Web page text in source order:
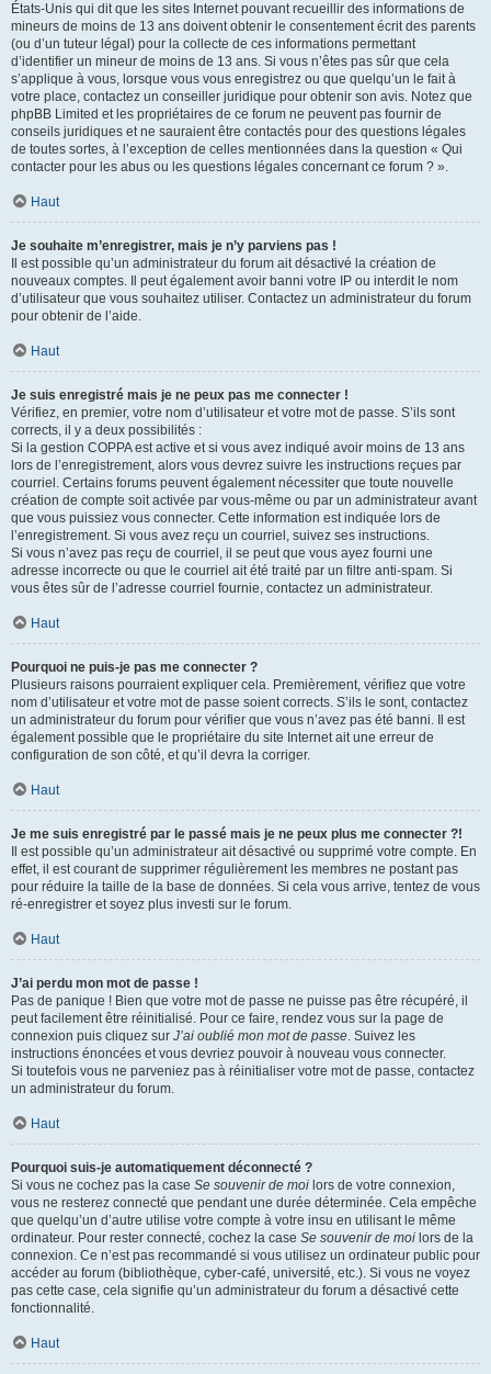
États-Unis qui dit que les sites Internet pouvant recueillir des informations de
mineurs de moins de 13 ans doivent obtenir le consentement écrit des parents
(ou d’un tuteur légal) pour la collecte de ces informations permettant
d’identifier un mineur de moins de 13 ans. Si vous n’êtes pas sûr que cela
s’applique à vous, lorsque vous vous enregistrez ou que quelqu’un le fait à
votre place, contactez un conseiller juridique pour obtenir son avis. Notez que
phpBB Limited et les propriétaires de ce forum ne peuvent pas fournir de
conseils juridiques et ne sauraient être contactés pour des questions légales
de toutes sortes, à l’exception de celles mentionnées dans la question « Qui
contacter pour les abus ou les questions légales concernant ce forum ? ».
Haut
Je souhaite m’enregistrer, mais je n’y parviens pas !
Il est possible qu’un administrateur du forum ait désactivé la création de
nouveaux comptes. Il peut également avoir banni votre IP ou interdit le nom
d’utilisateur que vous souhaitez utiliser. Contactez un administrateur du forum
pour obtenir de l’aide.
Haut
Je suis enregistré mais je ne peux pas me connecter !
Vérifiez, en premier, votre nom d’utilisateur et votre mot de passe. S’ils sont
corrects, il y a deux possibilités :
Si la gestion COPPA est active et si vous avez indiqué avoir moins de 13 ans
lors de l’enregistrement, alors vous devrez suivre les instructions reçues par
courriel. Certains forums peuvent également nécessiter que toute nouvelle
création de compte soit activée par vous-même ou par un administrateur avant
que vous puissiez vous connecter. Cette information est indiquée lors de
l’enregistrement. Si vous avez reçu un courriel, suivez ses instructions.
Si vous n’avez pas reçu de courriel, il se peut que vous ayez fourni une
adresse incorrecte ou que le courriel ait été traité par un filtre anti-spam. Si
vous êtes sûr de l’adresse courriel fournie, contactez un administrateur.
Haut
Pourquoi ne puis-je pas me connecter ?
Plusieurs raisons pourraient expliquer cela. Premièrement, vérifiez que votre
nom d’utilisateur et votre mot de passe soient corrects. S’ils le sont, contactez
un administrateur du forum pour vérifier que vous n’avez pas été banni. Il est
également possible que le propriétaire du site Internet ait une erreur de
configuration de son côté, et qu’il devra la corriger.
Haut
Je me suis enregistré par le passé mais je ne peux plus me connecter ?!
Il est possible qu’un administrateur ait désactivé ou supprimé votre compte. En
effet, il est courant de supprimer régulièrement les membres ne postant pas
pour réduire la taille de la base de données. Si cela vous arrive, tentez de vous
ré-enregistrer et soyez plus investi sur le forum.
Haut
J’ai perdu mon mot de passe !
Pas de panique ! Bien que votre mot de passe ne puisse pas être récupéré, il
peut facilement être réinitialisé. Pour ce faire, rendez vous sur la page de
connexion puis cliquez sur J’ai oublié mon mot de passe. Suivez les
instructions énoncées et vous devriez pouvoir à nouveau vous connecter.
Si toutefois vous ne parveniez pas à réinitialiser votre mot de passe, contactez
un administrateur du forum.
Haut
Pourquoi suis-je automatiquement déconnecté ?
Si vous ne cochez pas la case Se souvenir de moi lors de votre connexion,
vous ne resterez connecté que pendant une durée déterminée. Cela empêche
que quelqu’un d’autre utilise votre compte à votre insu en utilisant le même
ordinateur. Pour rester connecté, cochez la case Se souvenir de moi lors de la
connexion. Ce n’est pas recommandé si vous utilisez un ordinateur public pour
accéder au forum (bibliothèque, cyber-café, université, etc.). Si vous ne voyez
pas cette case, cela signifie qu’un administrateur du forum a désactivé cette
fonctionnalité.
Haut